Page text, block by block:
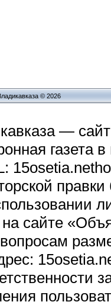
© 2026
—
газета
сайте